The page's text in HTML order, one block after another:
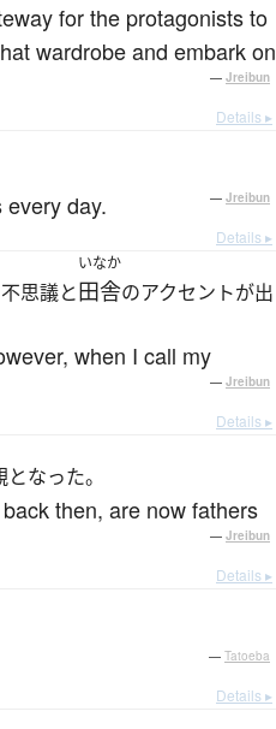
for the protagonists to
wardrobe and embark on
— Jreibun
Details ▸
day. — Jreibun
Details ▸
思議と
いなか
田舎のアクセントが出
when I call my
— Jreibun
Details ▸
となった。
then, are now fathers
— Jreibun
Details ▸
— Tatoeba
Details ▸